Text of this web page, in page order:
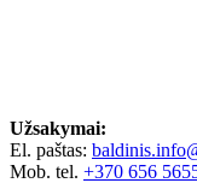
Užsakymai:
El. paštas:
Mob. tel. +370 656